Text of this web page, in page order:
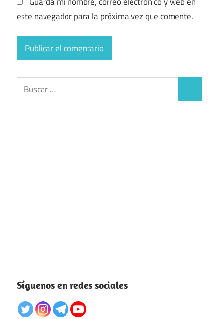
este navegador para la próxima vez que comente.
Buscar:
Síguenos en redes sociales